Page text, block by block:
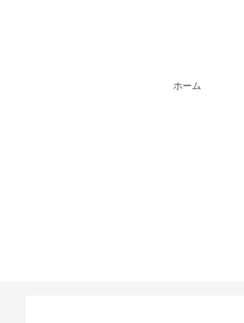
ホーム